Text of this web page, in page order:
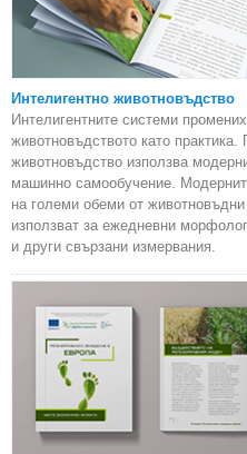
Интелигентно животновъдство
Интелигентните системи
животновъдството като практика.
животновъдство използва
машинно самообучение.
на големи обеми от
използват за ежедневни
и други свързани измервания.